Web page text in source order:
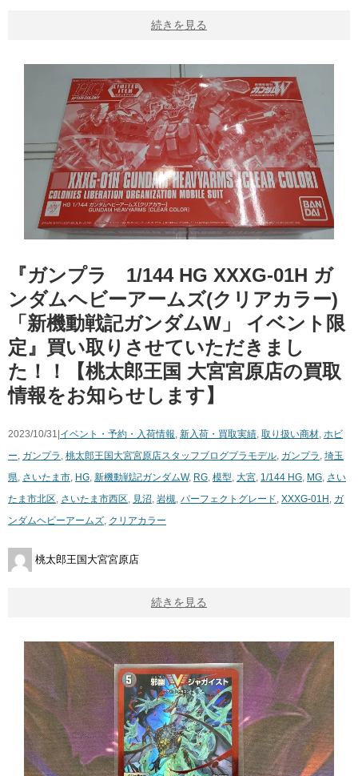
続きを見る
『ガンプラ 1/144 ​HG ​XXXG-01H ​ガ
ンダムヘビーアームズ(クリアカラー) ​
「新機動戦記ガンダムW」 ​イベント限
定』買い取りさせていただきまし
た！！【桃太郎王国 大宮宮原店の買取
情報をお知らせします】
2023/10/31|イベント・予約・入荷情報 新入荷・買取実績 取り扱い商材 ホビ
ー ガンプラ 桃太郎王国大宮宮原店スタッフブログプラモデル ガンプラ 埼玉
県 さいたま市 HG 新機動戦記ガンダムW, RG 模型 大宮 1/144 ​HG MG さい
たま市北区 さいたま市西区 見沼 岩槻 パーフェクトグレード XXXG-01H ガ
ンダムヘビーアームズ クリアカラー
桃太郎王国大宮宮原店
続きを見る